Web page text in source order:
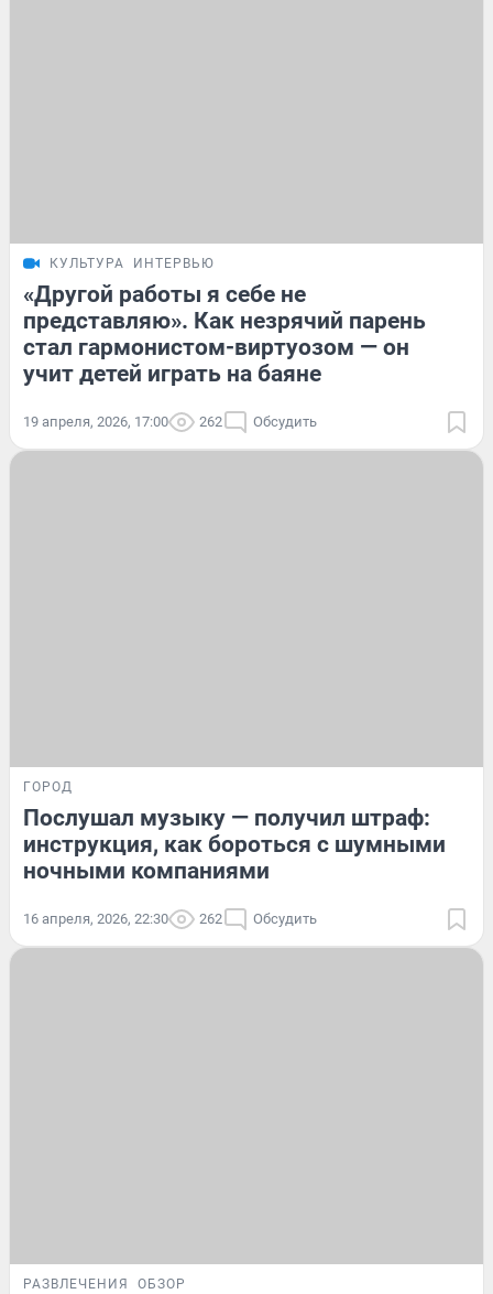
КУЛЬТУРА ИНТЕРВЬЮ
«Другой работы я себе не
представляю». Как незрячий парень
стал гармонистом-виртуозом — он
учит детей играть на баяне
19 апреля, 2026, 17:00 262 Обсудить
ГОРОД
Послушал музыку — получил штраф:
инструкция, как бороться с шумными
ночными компаниями
16 апреля, 2026, 22:30 262 Обсудить
РАЗВЛЕЧЕНИЯ ОБЗОР